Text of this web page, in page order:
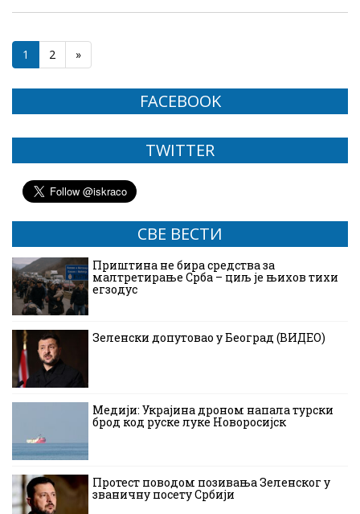
1 2 »
FACEBOOK
TWITTER
СВЕ ВЕСТИ
Приштина не бира средства за
малтретирање Срба – циљ је њихов тихи
егзодус
Зеленски допутовао у Београд (ВИДЕО)
Медији: Украјина дроном напала турски
брод код руске луке Новоросијск
Протест поводом позивања Зеленског у
званичну посету Србији